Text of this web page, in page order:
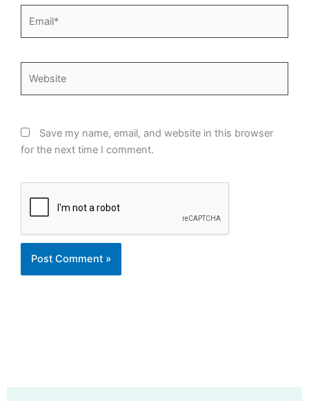
Save my name, email, and website in this browser
for the next time I comment.